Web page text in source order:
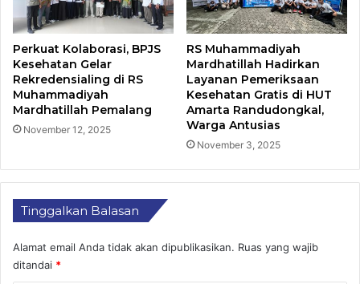
Perkuat Kolaborasi, BPJS
Kesehatan Gelar
Rekredensialing di RS
Muhammadiyah
Mardhatillah Pemalang
November 12, 2025
RS Muhammadiyah
Mardhatillah Hadirkan
Layanan Pemeriksaan
Kesehatan Gratis di HUT
Amarta Randudongkal,
Warga Antusias
November 3, 2025
Tinggalkan Balasan
Alamat email Anda tidak akan dipublikasikan. Ruas yang wajib
ditandai *